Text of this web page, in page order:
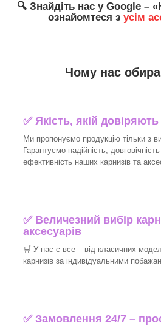
🔍 Знайдіть нас у Google – «
ознайомтеся з усім
Чому нас
✅Якість, якій довіряють
Ми пропонуємо продукцію тільки з
Гарантуємо надійність,
ефективність наших карнизів та
✅ Величезний вибір
аксесуарів
🛒 У нас є все – від класичних
карнизів за індивідуальними
✅Замовлення 24/7 –